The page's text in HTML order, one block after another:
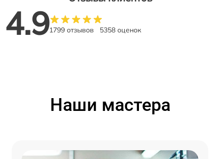
4.91799 отзывов 5358 оценок
Наши мастера